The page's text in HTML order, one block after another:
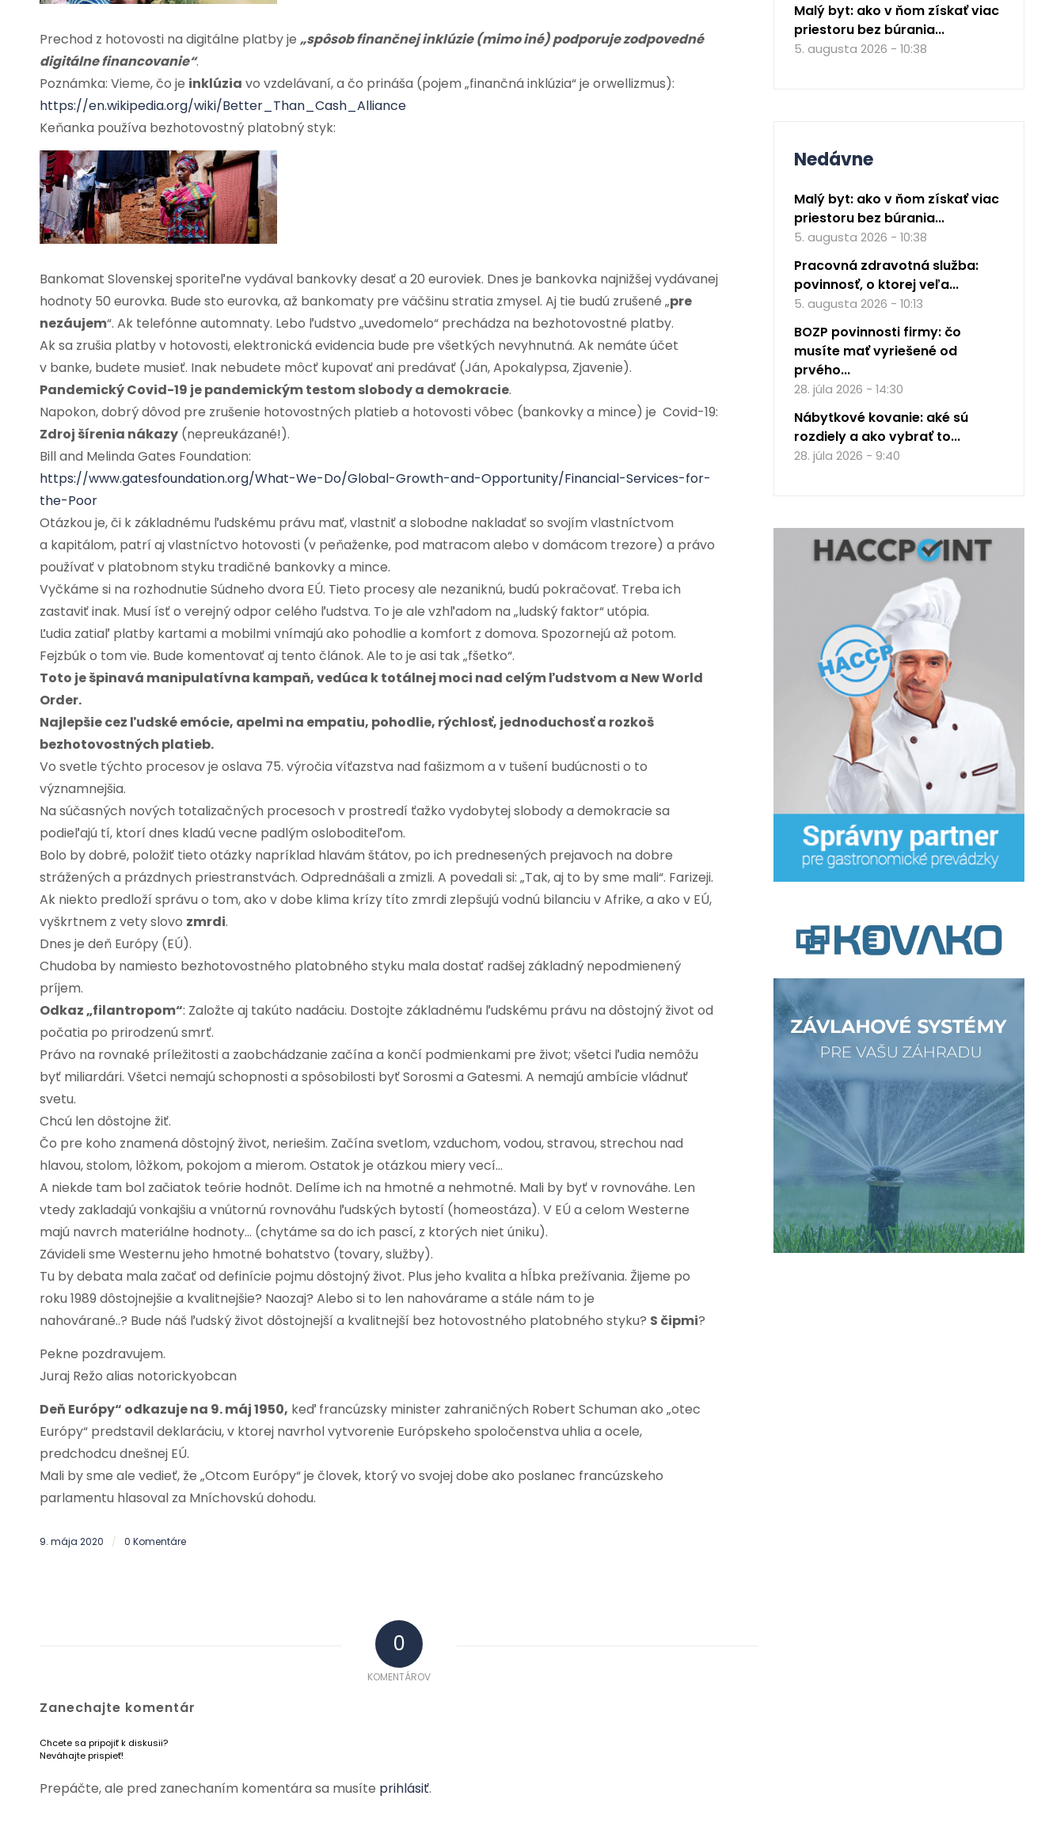
Prechod z hotovosti na digitálne platby je „spôsob finančnej inklúzie (mimo iné) podporuje zodpovedné
digitálne financovanie“.
Poznámka: Vieme, čo je inklúzia vo vzdelávaní, a čo prináša (pojem „finančná inklúzia“ je orwellizmus):
https://en.wikipedia.org/wiki/Better_Than_Cash_Alliance
Keňanka používa bezhotovostný platobný styk:
Bankomat Slovenskej sporiteľne vydával bankovky desať a 20 euroviek. Dnes je bankovka najnižšej vydávanej
hodnoty 50 eurovka. Bude sto eurovka, až bankomaty pre väčšinu stratia zmysel. Aj tie budú zrušené „pre
nezáujem“. Ak telefónne automnaty. Lebo ľudstvo „uvedomelo“ prechádza na bezhotovostné platby.
Ak sa zrušia platby v hotovosti, elektronická evidencia bude pre všetkých nevyhnutná. Ak nemáte účet
v banke, budete musieť. Inak nebudete môcť kupovať ani predávať (Ján, Apokalypsa, Zjavenie).
Pandemický Covid-19 je pandemickým testom slobody a demokracie.
Napokon, dobrý dôvod pre zrušenie hotovostných platieb a hotovosti vôbec (bankovky a mince) je Covid-19:
Zdroj šírenia nákazy (nepreukázané!).
Bill and Melinda Gates Foundation:
https://www.gatesfoundation.org/What-We-Do/Global-Growth-and-Opportunity/Financial-Services-for-
the-Poor
Otázkou je, či k základnému ľudskému právu mať, vlastniť a slobodne nakladať so svojím vlastníctvom
a kapitálom, patrí aj vlastníctvo hotovosti (v peňaženke, pod matracom alebo v domácom trezore) a právo
používať v platobnom styku tradičné bankovky a mince.
Vyčkáme si na rozhodnutie Súdneho dvora EÚ. Tieto procesy ale nezaniknú, budú pokračovať. Treba ich
zastaviť inak. Musí ísť o verejný odpor celého ľudstva. To je ale vzhľadom na „ludský faktor“ utópia.
Ľudia zatiaľ platby kartami a mobilmi vnímajú ako pohodlie a komfort z domova. Spozornejú až potom.
Fejzbúk o tom vie. Bude komentovať aj tento článok. Ale to je asi tak „fšetko“.
Toto je špinavá manipulatívna kampaň, vedúca k totálnej moci nad celým ľudstvom a New World
Order.
Najlepšie cez ľudské emócie, apelmi na empatiu, pohodlie, rýchlosť, jednoduchosť a rozkoš
bezhotovostných platieb.
Vo svetle týchto procesov je oslava 75. výročia víťazstva nad fašizmom a v tušení budúcnosti o to
významnejšia.
Na súčasných nových totalizačných procesoch v prostredí ťažko vydobytej slobody a demokracie sa
podieľajú tí, ktorí dnes kladú vecne padlým osloboditeľom.
Bolo by dobré, položiť tieto otázky napríklad hlavám štátov, po ich prednesených prejavoch na dobre
strážených a prázdnych priestranstvách. Odprednášali a zmizli. A povedali si: „Tak, aj to by sme mali“. Farizeji.
Ak niekto predloží správu o tom, ako v dobe klima krízy títo zmrdi zlepšujú vodnú bilanciu v Afrike, a ako v EÚ,
vyškrtnem z vety slovo zmrdi.
Dnes je deň Európy (EÚ).
Chudoba by namiesto bezhotovostného platobného styku mala dostať radšej základný nepodmienený
príjem.
Odkaz „filantropom“: Založte aj takúto nadáciu. Dostojte základnému ľudskému právu na dôstojný život od
počatia po prirodzenú smrť.
Právo na rovnaké príležitosti a zaobchádzanie začína a končí podmienkami pre život; všetci ľudia nemôžu
byť miliardári. Všetci nemajú schopnosti a spôsobilosti byť Sorosmi a Gatesmi. A nemajú ambície vládnuť
svetu.
Chcú len dôstojne žiť.
Čo pre koho znamená dôstojný život, neriešim. Začína svetlom, vzduchom, vodou, stravou, strechou nad
hlavou, stolom, lôžkom, pokojom a mierom. Ostatok je otázkou miery vecí…
A niekde tam bol začiatok teórie hodnôt. Delíme ich na hmotné a nehmotné. Mali by byť v rovnováhe. Len
vtedy zakladajú vonkajšiu a vnútornú rovnováhu ľudských bytostí (homeostáza). V EÚ a celom Westerne
majú navrch materiálne hodnoty… (chytáme sa do ich pascí, z ktorých niet úniku).
Závideli sme Westernu jeho hmotné bohatstvo (tovary, služby).
Tu by debata mala začať od definície pojmu dôstojný život. Plus jeho kvalita a hĺbka prežívania. Žijeme po
roku 1989 dôstojnejšie a kvalitnejšie? Naozaj? Alebo si to len nahovárame a stále nám to je
nahovárané..? Bude náš ľudský život dôstojnejší a kvalitnejší bez hotovostného platobného styku? S čipmi?
Pekne pozdravujem.
Juraj Režo alias notorickyobcan
Deň Európy“ odkazuje na 9. máj 1950, keď francúzsky minister zahraničných Robert Schuman ako „otec
Európy“ predstavil deklaráciu, v ktorej navrhol vytvorenie Európskeho spoločenstva uhlia a ocele,
predchodcu dnešnej EÚ.
Mali by sme ale vedieť, že „Otcom Európy“ je človek, ktorý vo svojej dobe ako poslanec francúzskeho
parlamentu hlasoval za Mníchovskú dohodu.
9. mája 2020 / 0 Komentáre
0
KOMENTÁROV
Zanechajte komentár
Chcete sa pripojiť k diskusii?
Neváhajte prispieť!
Prepáčte, ale pred zanechaním komentára sa musíte prihlásiť.
Malý byt: ako v ňom získať viac
priestoru bez búrania...
5. augusta 2026 - 10:38
Nedávne
Malý byt: ako v ňom získať viac
priestoru bez búrania...
5. augusta 2026 - 10:38
Pracovná zdravotná služba:
povinnosť, o ktorej veľa...
5. augusta 2026 - 10:13
BOZP povinnosti firmy: čo
musíte mať vyriešené od
prvého...
28. júla 2026 - 14:30
Nábytkové kovanie: aké sú
rozdiely a ako vybrať to...
28. júla 2026 - 9:40